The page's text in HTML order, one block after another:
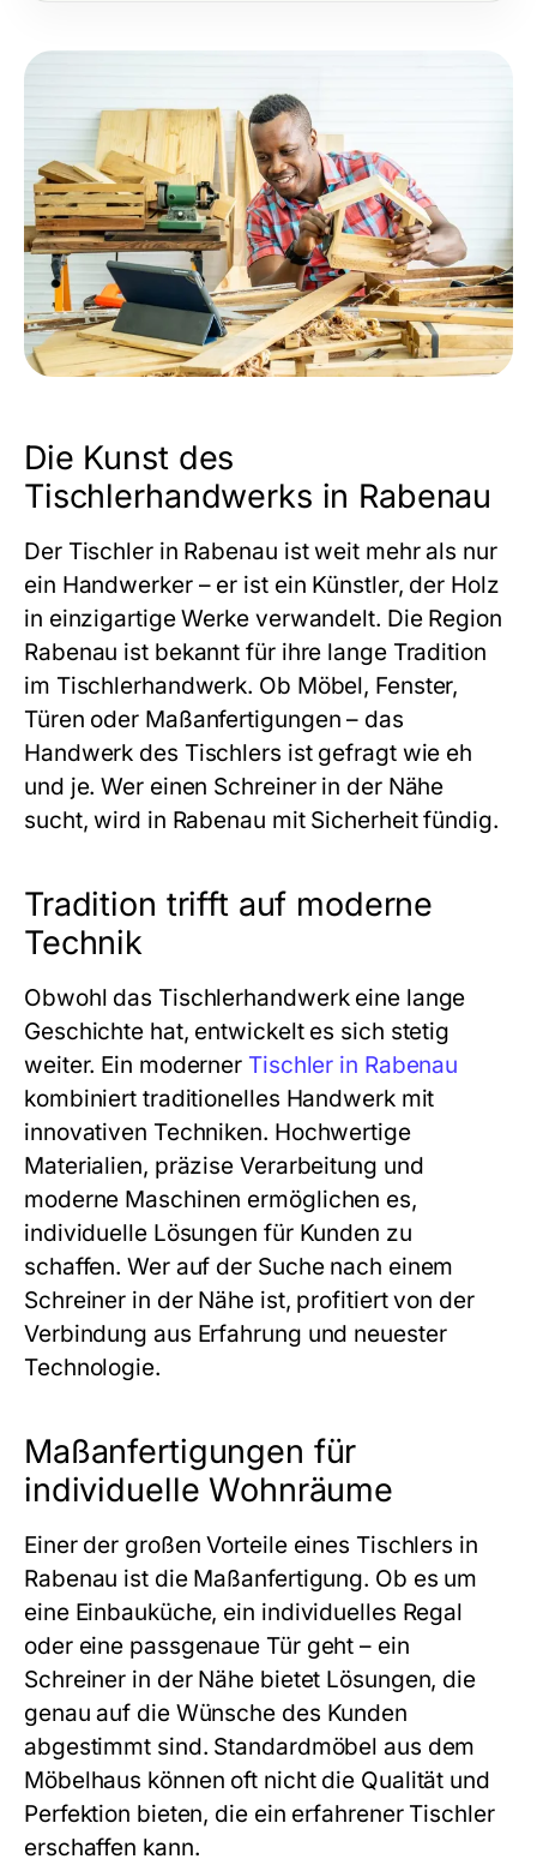
Die Kunst des
Tischlerhandwerks in Rabenau
Der Tischler in Rabenau ist weit mehr als nur
ein Handwerker – er ist ein Künstler, der Holz
in einzigartige Werke verwandelt. Die Region
Rabenau ist bekannt für ihre lange Tradition
im Tischlerhandwerk. Ob Möbel, Fenster,
Türen oder Maßanfertigungen – das
Handwerk des Tischlers ist gefragt wie eh
und je. Wer einen Schreiner in der Nähe
sucht, wird in Rabenau mit Sicherheit fündig.
Tradition trifft auf moderne
Technik
Obwohl das Tischlerhandwerk eine lange
Geschichte hat, entwickelt es sich stetig
weiter. Ein moderner Tischler in Rabenau
kombiniert traditionelles Handwerk mit
innovativen Techniken. Hochwertige
Materialien, präzise Verarbeitung und
moderne Maschinen ermöglichen es,
individuelle Lösungen für Kunden zu
schaffen. Wer auf der Suche nach einem
Schreiner in der Nähe ist, profitiert von der
Verbindung aus Erfahrung und neuester
Technologie.
Maßanfertigungen für
individuelle Wohnräume
Einer der großen Vorteile eines Tischlers in
Rabenau ist die Maßanfertigung. Ob es um
eine Einbauküche, ein individuelles Regal
oder eine passgenaue Tür geht – ein
Schreiner in der Nähe bietet Lösungen, die
genau auf die Wünsche des Kunden
abgestimmt sind. Standardmöbel aus dem
Möbelhaus können oft nicht die Qualität und
Perfektion bieten, die ein erfahrener Tischler
erschaffen kann.